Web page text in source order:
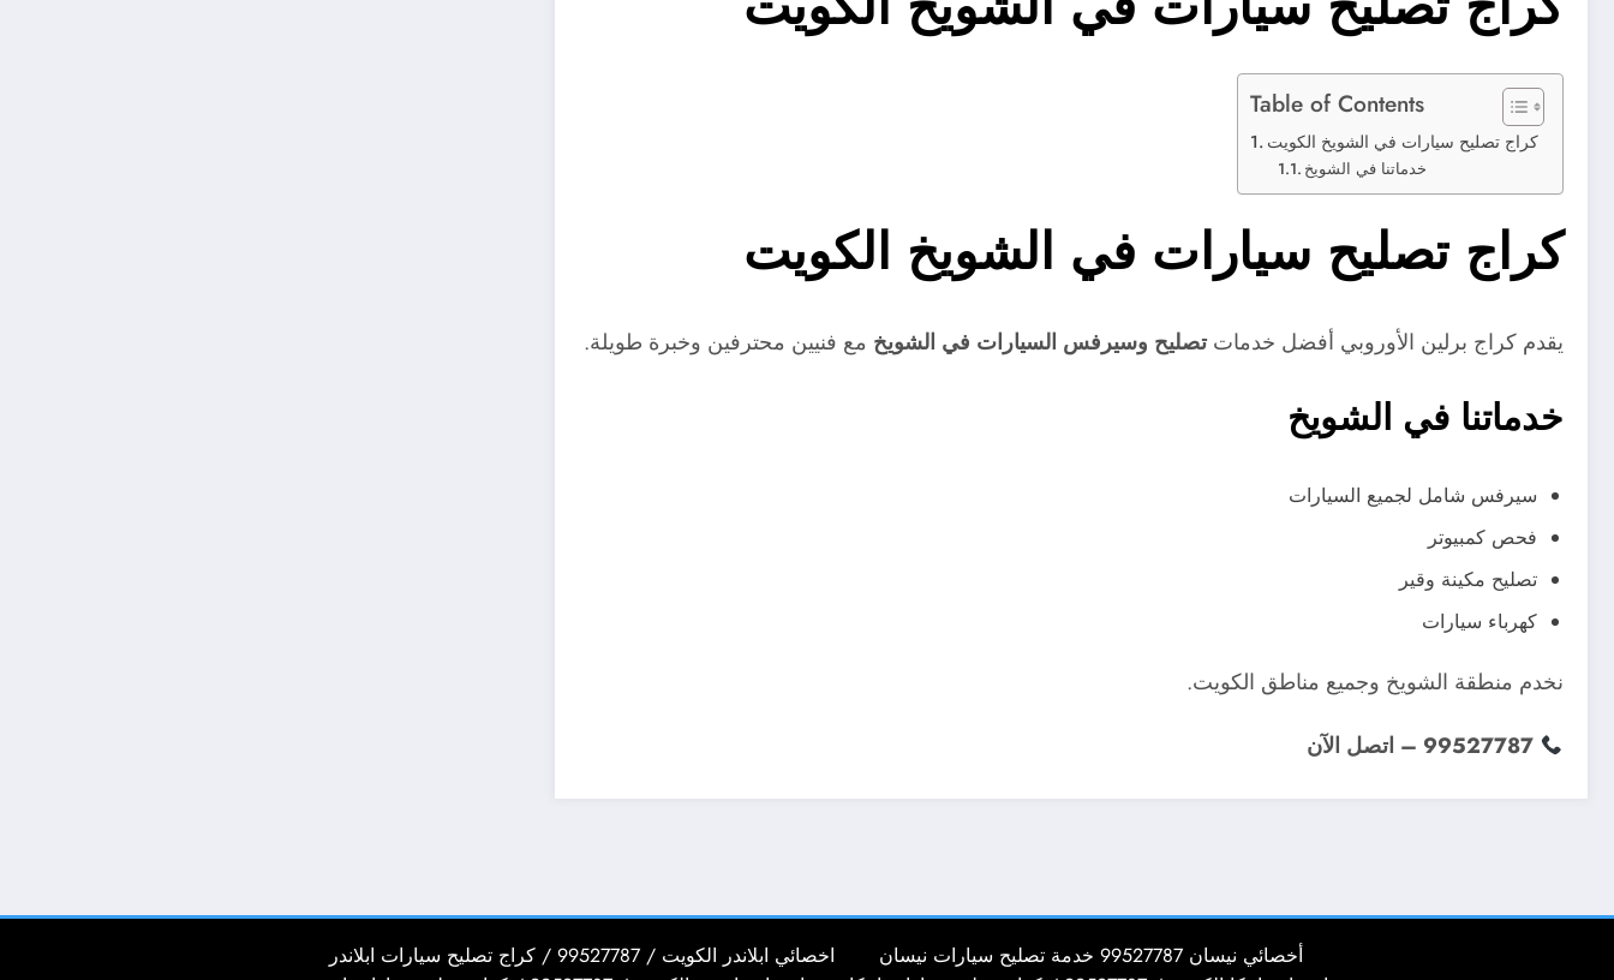
Table of Contents
كراج تصليح سيارات في الشويخ الكويت
خدماتنا في الشويخ
كراج تصليح سيارات في الشويخ الكويت
يقدم كراج برلين الأوروبي أفضل خدماتتصليح وسيرفس السيارات في الشويخ مع فنيين محترفين وخبرة طويلة.
خدماتنا في الشويخ
سيرفس شامل لجميع السيارات
فحص كمبيوتر
تصليح مكينة وقير
كهرباء سيارات
نخدم منطقة الشويخ وجميع مناطق الكويت.
99527787 – اتصل الآن
أخصائي نيسان 99527787 خدمة تصليح سيارات نيسان
اخصائي ابلاندر الكويت / 99527787 / كراج تصليح سيارات ابلاندر